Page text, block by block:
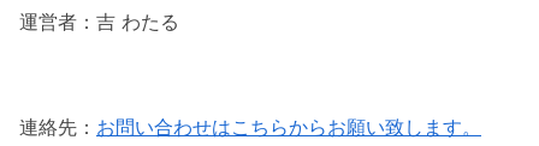
運営者：吉 わたる
連絡先： お問い合わせはこちらからお願い致します。